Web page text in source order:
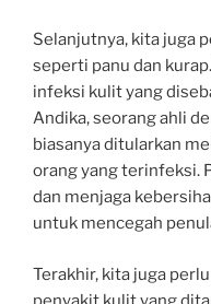
Selanjutnya, kita juga
seperti panu dan
infeksi kulit yang
Andika, seorang ahli
biasanya ditularkan
orang yang terinfeksi.
dan menjaga
untuk mencegah
Terakhir, kita juga